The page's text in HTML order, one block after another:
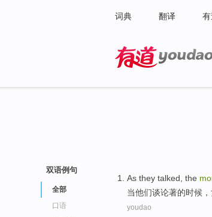
词典 翻译
双语例句
全部
口语
As they talked the
当他们谈论著的时候，
youdao